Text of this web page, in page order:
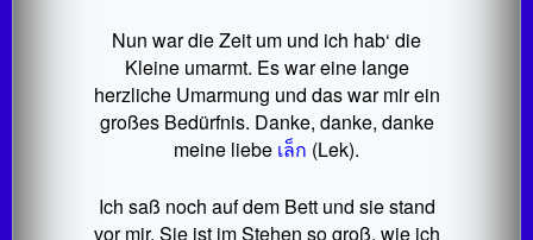
Nun war die Zeit um und ich hab‘ die
Kleine umarmt. Es war eine lange
herzliche Umarmung und das war mir ein
großes Bedürfnis. Danke, danke, danke
meine liebe เล็ก (Lek).
Ich saß noch auf dem Bett und sie stand
vor mir. Sie ist im Stehen so groß, wie ich